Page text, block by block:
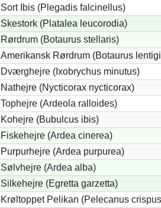
Sort Ibis (Plegadis falcinellus)
Skestork (Platalea leucorodia)
Rørdrum (Botaurus stellaris)
Amerikansk Rørdrum (Botaurus
Dværghejre (Ixobrychus minutus)
Nathejre (Nycticorax nycticorax)
Tophejre (Ardeola ralloides)
Kohejre (Bubulcus ibis)
Fiskehejre (Ardea cinerea)
Purpurhejre (Ardea purpurea)
Sølvhejre (Ardea alba)
Silkehejre (Egretta garzetta)
Krøltoppet Pelikan (Pelecanus